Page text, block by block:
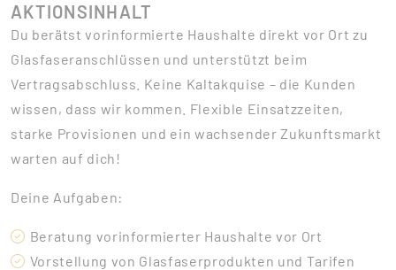
AKTIONSINHALT
Du berätst vorinformierte Haushalte direkt vor Ort zu
Glasfaseranschlüssen und unterstützt beim
Vertragsabschluss. Keine Kaltakquise – die Kunden
wissen, dass wir kommen. Flexible Einsatzzeiten,
starke Provisionen und ein wachsender Zukunftsmarkt
warten auf dich!
Deine Aufgaben:
Beratung vorinformierter Haushalte vor Ort
Vorstellung von Glasfaserprodukten und Tarifen